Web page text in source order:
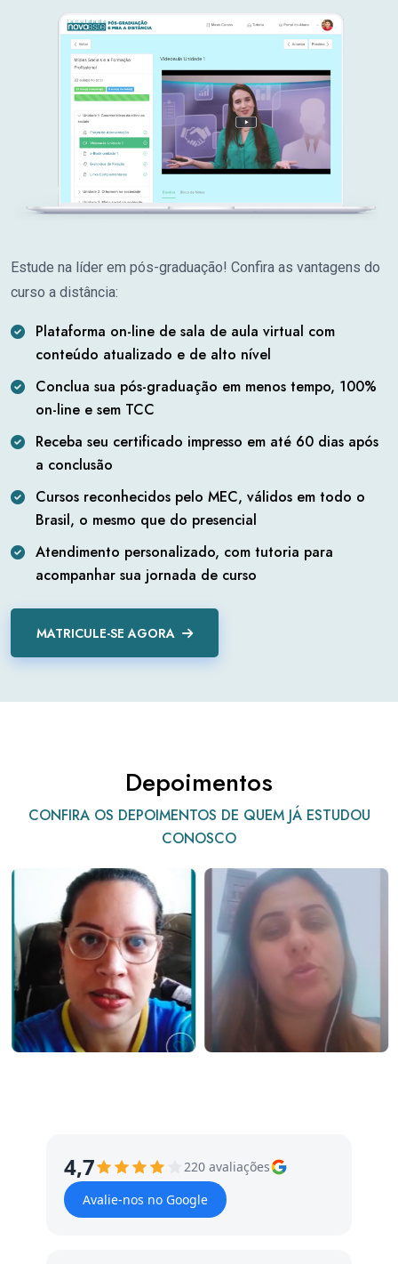
Estude na líder em pós-graduação! Confira as vantagens do
curso a distância:
Plataforma on-line de sala de aula virtual com
conteúdo atualizado e de alto nível
Conclua sua pós-graduação em menos tempo, 100%
on-line e sem TCC
Receba seu certificado impresso em até 60 dias após
a conclusão
Cursos reconhecidos pelo MEC, válidos em todo o
Brasil, o mesmo que do presencial
Atendimento personalizado, com tutoria para
acompanhar sua jornada de curso
MATRICULE-SE AGORA
Depoimentos
CONFIRA OS DEPOIMENTOS DE QUEM JÁ ESTUDOU
CONOSCO
4,7
220 avaliações
Avalie-nos no Google